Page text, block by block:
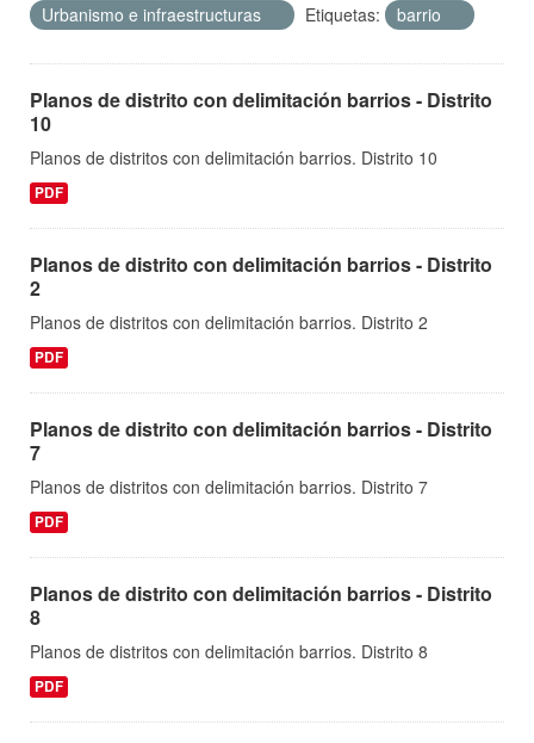
Urbanismo e infraestructuras
Etiquetas: barrio
Planos de distrito con delimitación barrios - Distrito
10
Planos de distritos con delimitación barrios. Distrito 10
PDF
Planos de distrito con delimitación barrios - Distrito
2
Planos de distritos con delimitación barrios. Distrito 2
PDF
Planos de distrito con delimitación barrios - Distrito
7
Planos de distritos con delimitación barrios. Distrito 7
PDF
Planos de distrito con delimitación barrios - Distrito
8
Planos de distritos con delimitación barrios. Distrito 8
PDF